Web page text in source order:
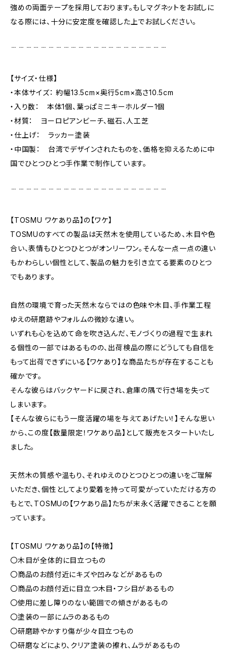
強めの両面テープを採用しております。もしマグネットをお試しに
なる際には、十分に安定度を確認した上でお試しください。
﹉﹉﹉﹉﹉﹉﹉﹉﹉﹉﹉﹉﹉﹉﹉﹉﹉﹉﹉﹉﹉
【サイズ・仕様】
・本体サイズ： 約幅13.5cm×奥行5cm×高さ10.5cm
・入り数： 本体1個、葉っぱミニキーホルダー1個
・材質： ヨーロピアンビーチ、磁石、人工芝
・仕上げ： ラッカー塗装
・中国製： 台湾でデザインされたものを、価格を抑えるために中
国でひとつひとつ手作業で制作しています。
﹉﹉﹉﹉﹉﹉﹉﹉﹉﹉﹉﹉﹉﹉﹉﹉﹉﹉﹉﹉﹉
【TOSMU ワケあり品】の【ワケ】
TOSMUのすべての製品は天然木を使用しているため、木目や色
合い、表情もひとつひとつがオンリーワン。そんな一点一点の違い
もかわらしい個性として、製品の魅力を引き立てる要素のひとつ
でもあります。
自然の環境で育った天然木ならではの色味や木目、手作業工程
ゆえの研磨跡やフォルムの微妙な違い。
いずれも心を込めて命を吹き込んだ、モノづくりの過程で生まれ
る個性の一部ではあるものの、出荷検品の際にどうしても自信を
もって出荷できずにいる【ワケあり】な商品たちが存在することも
確かです。
そんな彼らはバックヤードに戻され、倉庫の隅で行き場を失って
しまいます。
【そんな彼らにもう一度活躍の場を与えてあげたい！】そんな思い
から、この度【数量限定！ワケあり品】として販売をスタートいたし
ました。
天然木の質感や温もり、それゆえのひとつひとつの違いをご理解
いただき、個性としてより愛着を持って可愛がっていただける方の
もとで、TOSMUの【ワケあり品】たちが末永く活躍できることを願
っています。
【TOSMU ワケあり品】の【特徴】
〇木目が全体的に目立つもの
〇商品のお顔付近にキズや凹みなどがあるもの
〇商品のお顔付近に目立つ木目・フシ目があるもの
〇使用に差し障りのない範囲での傾きがあるもの
〇塗装の一部にムラのあるもの
〇研磨跡やかすり傷が少々目立つもの
〇研磨などにより、クリア塗装の擦れ、ムラがあるもの